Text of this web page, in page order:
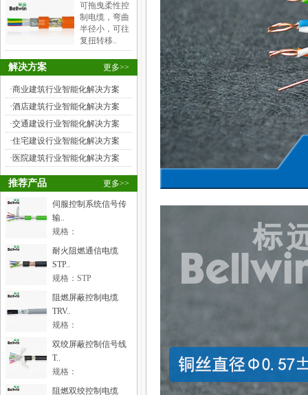
可拖曳柔性控
制电缆，弯曲
半径小，可往
复扭转移..
更多>>
解决方案
·商业建筑行业智能化解决方案
·酒店建筑行业智能化解决方案
·交通建设行业智能化解决方案
·住宅建设行业智能化解决方案
· 医院建筑行业智能化解决方案
更多>>
推荐产品
伺服控制系统信号传
输..
规格：
TRVVSP4×2×0.2mm²
耐火阻燃通信电缆
STP..
规格：STP
3×2×0.5mm²
阻燃屏蔽控制电缆
TRV..
规格：
TRVVP18×0.75mm²
双绞屏蔽控制信号线
T..
规格：
TRVVSP6×2×2×0.2mm²
阻燃双绞控制电缆
自动化设备电线电缆布线注..
自动化设备电线电缆布线注意
事项简图解析，用途 ..
综合布线工程施工的步骤有..
（1）调研：主要任务时询问客
户网络需求，线材勘察建..
什么是视频运动检测器
控系统中充当报警探测..
怎样使用线缆测试仪
线缆制作完毕后，应当用线缆
测试仪进行测试。常用..
智能建筑中主要有哪几种电..
智能建筑中主要有哪几种电
梯？主要有哪几种控制方..